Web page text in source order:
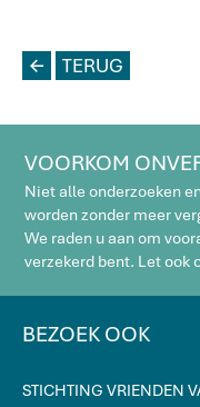
L TERUG
VOORKOM
Niet alle onderzoeken
worden zonder meer
We raden u aan om
verzekerd bent. Let ook
BEZOEK OOK
STICHTING VRIENDEN